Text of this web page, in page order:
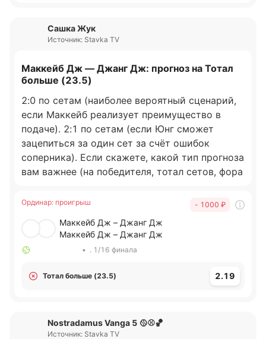
Сашка Жук
Источник: Stavka TV
Маккейб Дж — Джанг Дж: прогноз на Тотал
больше (23.5)
2:0 по сетам (наиболее вероятный сценарий,
если Маккейб реализует преимущество в
подаче). 2:1 по сетам (если Юнг сможет
зацепиться за один сет за счёт ошибок
соперника). Если скажете, какой тип прогноза
вам важнее (на победителя, тотал сетов, фора
вариант.
Ординар: проигрыш - 1000 ₽
Маккейб Дж – Джанг Дж
Маккейб Дж – Джанг Дж
• . 1/16 финала
Тотал больше (23.5) 2.19
Nostradamus Vanga 5 🥎⚾🏀
Источник: Stavka TV